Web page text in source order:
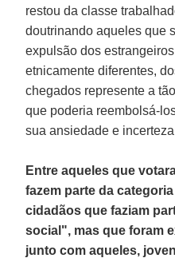
restou da classe
doutrinando aqueles que
expulsão dos
etnicamente diferentes,
chegados represente a
que poderia reembolsá-
sua ansiedade e
Entre aqueles que
fazem parte da
cidadãos que faziam
social", mas que foram
junto com aqueles,